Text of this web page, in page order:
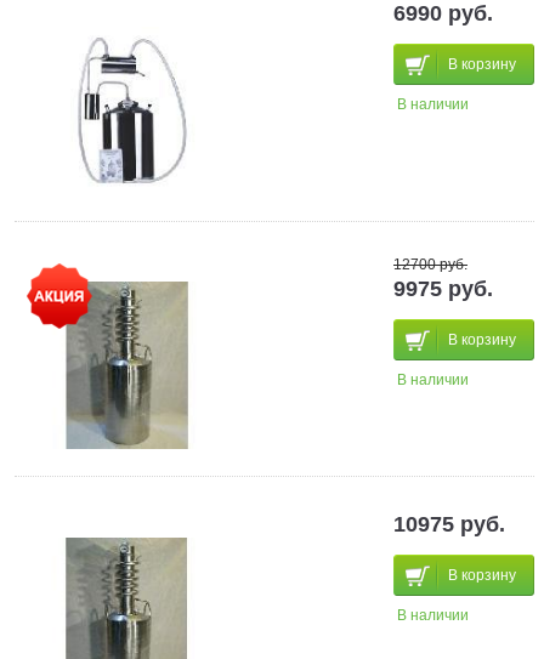
6990 руб.
В корзину
В наличии
12700 руб.
9975 руб.
В корзину
В наличии
10975 руб.
В корзину
В наличии